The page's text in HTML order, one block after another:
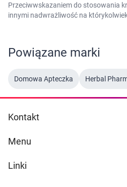
Przeciwwskazaniem do stosowania
innymi nadwrażliwość na
Powiązane marki
Domowa Apteczka Herbal
Kontakt
Menu
Linki